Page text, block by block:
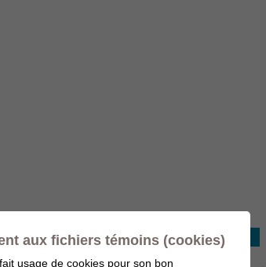
aux fichiers témoins (cookies)
usage de cookies pour son bon